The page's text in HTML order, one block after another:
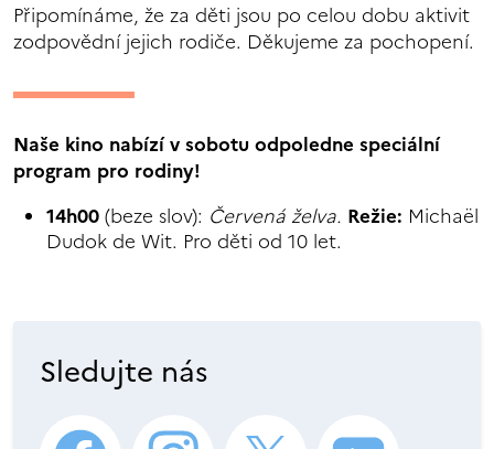
Připomínáme, že za děti jsou po celou dobu aktivit
zodpovědní jejich rodiče. Děkujeme za pochopení.
Naše kino nabízí v sobotu odpoledne speciální
program pro rodiny!
14h00(beze slov): Červená želva. Režie: Michaël
Dudok de Wit. Pro děti od 10 let.
Sledujte nás